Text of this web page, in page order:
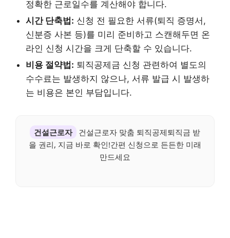
정확한 근로일수를 계산해야 합니다.
시간 단축법: 신청 전 필요한 서류(퇴직 증명서,
신분증 사본 등)를 미리 준비하고 스캔해두면 온
라인 신청 시간을 크게 단축할 수 있습니다.
비용 절약법: 퇴직공제금 신청 관련하여 별도의
수수료는 발생하지 않으나, 서류 발급 시 발생하
는 비용은 본인 부담입니다.
건설근로자
건설근로자 맞춤 퇴직공제퇴직금 받
을 권리, 지금 바로 확인!간편 신청으로 든든한 미래
만드세요